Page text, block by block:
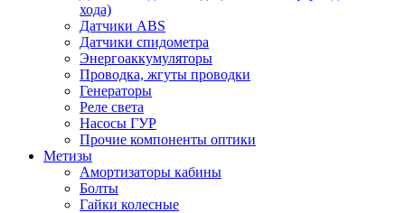
хода)
Датчики ABS
Датчики спидометра
Энергоаккумуляторы
Проводка, жгуты проводки
Генераторы
Реле света
Насосы ГУР
Прочие компоненты оптики
Метизы
Амортизаторы кабины
Болты
Гайки колесные